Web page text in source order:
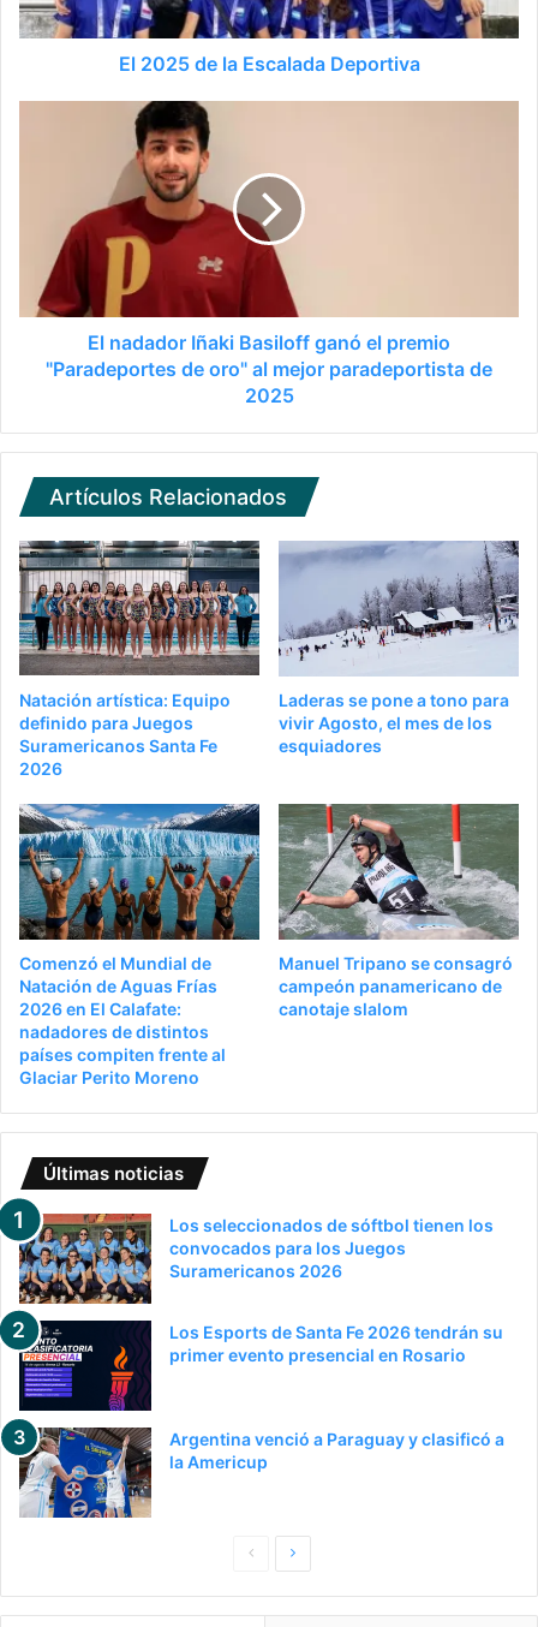
El 2025 de la Escalada Deportiva
El nadador Iñaki Basiloff ganó el premio
"Paradeportes de oro" al mejor paradeportista de
2025
Artículos Relacionados
Natación artística: Equipo
definido para Juegos
Suramericanos Santa Fe
2026
Laderas se pone a tono para
vivir Agosto, el mes de los
esquiadores
Comenzó el Mundial de
Natación de Aguas Frías
2026 en El Calafate:
nadadores de distintos
países compiten frente al
Glaciar Perito Moreno
Manuel Tripano se consagró
campeón panamericano de
canotaje slalom
Últimas noticias
Los seleccionados de sóftbol tienen los
convocados para los Juegos
Suramericanos 2026
Los Esports de Santa Fe 2026 tendrán su
primer evento presencial en Rosario
Argentina venció a Paraguay y clasificó a
la Americup
PaginaSiguiente